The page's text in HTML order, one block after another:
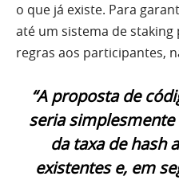
o que já existe. Para
até um sistema de
regras aos participantes,
“A proposta de
seria
da taxa de hash
existentes e, em